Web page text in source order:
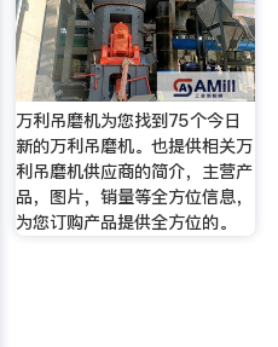
万利吊磨机为您找到75个今日
新的万利吊磨机。也提供相关万
利吊磨机供应商的简介，主营产
品，图片，销量等全方位信息，
为您订购产品提供全方位的。